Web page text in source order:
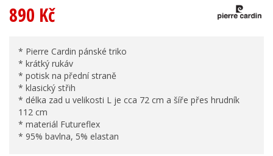
890 Kč
* Pierre Cardin pánské triko
* krátký rukáv
* potisk na přední straně
* klasický střih
* délka zad u velikosti L je cca 72 cm a šíře přes hrudník
112 cm
* materiál Futureflex
* 95% bavlna, 5% elastan